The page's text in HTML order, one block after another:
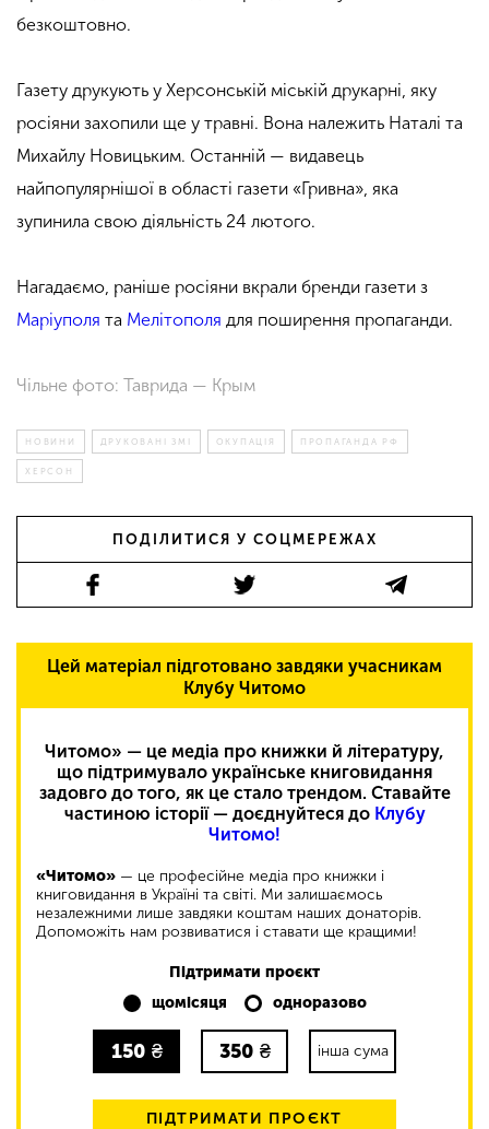
безкоштовно.
Газету друкують у Херсонській міській друкарні, яку
росіяни захопили ще у травні. Вона належить Наталі та
Михайлу Новицьким. Останній — видавець
найпопулярнішої в області газети «Гривна», яка
зупинила свою діяльність 24 лютого.
Нагадаємо, раніше росіяни вкрали бренди газети з
Маріуполя та Мелітополя для поширення пропаганди.
Чільне фото: Таврида — Крым
НОВИНИ ДРУКОВАНІ ЗМІ ОКУПАЦІЯ ПРОПАГАНДА РФ
ХЕРСОН
ПОДІЛИТИСЯ У СОЦМЕРЕЖАХ
Цей матеріал підготовано завдяки учасникам
Клубу Читомо
Читомо» — це медіа про книжки й літературу,
що підтримувало українське книговидання
задовго до того, як це стало трендом. Ставайте
частиною історії — доєднуйтеся до Клубу
Читомо!
«Читомо» — це професійне медіа про книжки і
книговидання в Україні та світі. Ми залишаємось
незалежними лише завдяки коштам наших донаторів.
Допоможіть нам розвиватися і ставати ще кращими!
Підтримати проєкт
щомісяця
одноразово
150 ₴ 350 ₴ інша сума
ПІДТРИМАТИ ПРОЄКТ